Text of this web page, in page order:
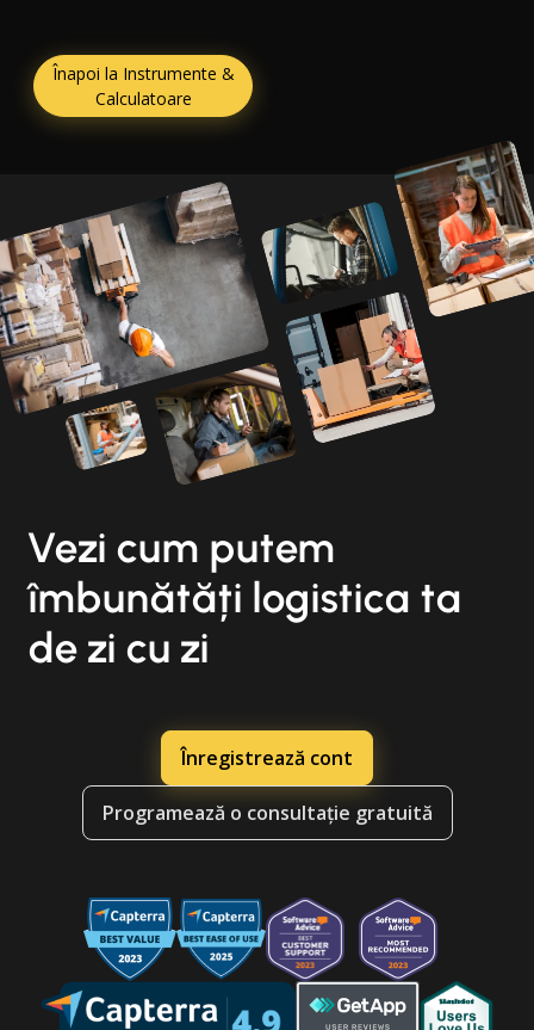
Înapoi la Instrumente &
Calculatoare
Vezi cum putem
îmbunătăți logistica ta
de zi cu zi
Înregistrează cont
Programează o consultație gratuită